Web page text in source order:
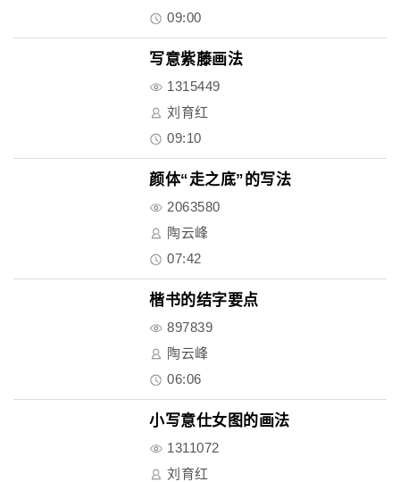
09:00
写意紫藤画法
1315449
刘育红
09:10
颜体“走之底”的写法
2063580
陶云峰
07:42
楷书的结字要点
897839
陶云峰
06:06
小写意仕女图的画法
1311072
刘育红